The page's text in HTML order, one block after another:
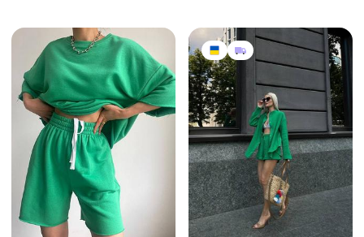
539 грн
700 грн -23%
Базовый костюм двойка
футболка &amp; шорты ✨
599 грн 2
Костюм шорты и рубашка❤️
34 / XS / 42 и еще 3